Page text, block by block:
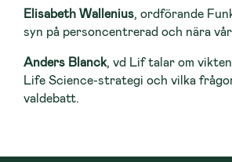
Elisabeth Wallenius, ordförande
syn på personcentrerad och nära
Anders Blanck, vd Lif talar om
Life Science-strategi och vilka
valdebatt.